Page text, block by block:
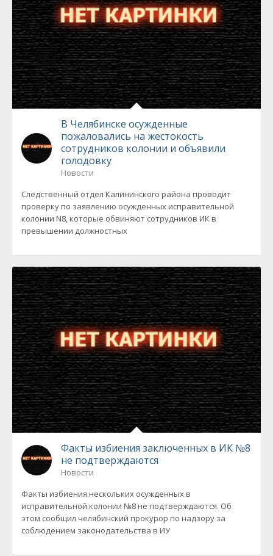
В Челябинске осужденные
пожаловались на жестокость
сотрудников колонии и объявили
голодовку
Новости
Следственный отдел Калининского района проводит
проверку по заявлению осужденных исправительной
колонии N8, которые обвиняют сотрудников ИК в
превышении должностных
Факты избиения заключенных в ИК №8
не подтверждаются
Новости
Факты избиения нескольких осужденных в
исправительной колонии №8 не подтверждаются. Об
этом сообщил челябинский прокурор по надзору за
соблюдением законодательства в ИУ